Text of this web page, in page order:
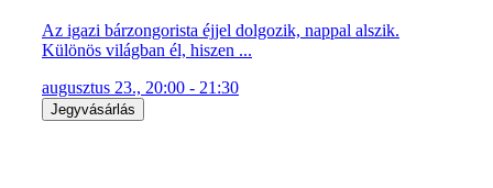
Az igazi bárzongorista éjjel dolgozik, nappal alszik.
Különös világban él, hiszen ...
augusztus 23., 20:00 - 21:30
Jegyvásárlás